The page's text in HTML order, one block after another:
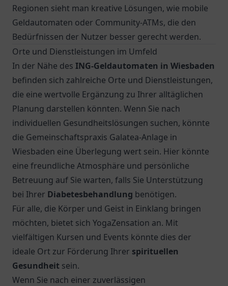
Regionen sieht man kreative Lösungen, wie mobile
Geldautomaten oder Community-ATMs, die den
Bedürfnissen der Nutzer besser gerecht werden.
Orte und Dienstleistungen im Umfeld
In der Nähe des ING-Geldautomaten in Wiesbaden
befinden sich zahlreiche Orte und Dienstleistungen,
die eine wertvolle Ergänzung zu Ihrer alltäglichen
Planung darstellen könnten. Wenn Sie nach
individuellen Gesundheitslösungen suchen, könnte
die Gemeinschaftspraxis Galatea-Anlage in
Wiesbaden eine Überlegung wert sein. Hier könnte
eine freundliche Atmosphäre und persönliche
Betreuung auf Sie warten, falls Sie Unterstützung
bei Ihrer Diabetesbehandlung benötigen.
Für alle, die Körper und Geist in Einklang bringen
möchten, bietet sich YogaZensation an. Mit
vielfältigen Kursen und Events könnte dies der
ideale Ort zur Förderung Ihrer spirituellen
Gesundheit sein.
Wenn Sie nach einer zuverlässigen